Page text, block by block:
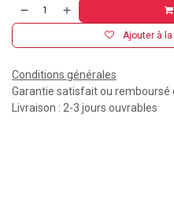
Ajouter à
Conditions générales
Garantie satisfait ou remboursé
Livraison : 2-3 jours ouvrables